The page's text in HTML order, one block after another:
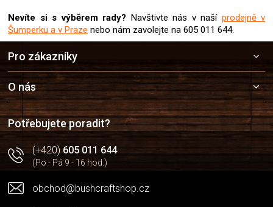
Nevíte si s výběrem rady? Navštivte nás v naší prodejně v
Šumperku a v Praze nebo nám zavolejte na 605 011 644.
a
t
í
Pro zákazníky
O nás
Potřebujete poradit?
(+420)605 011 644
(Po - Pá 9 - 16 hod.)
obchod@bushcraftshop.cz